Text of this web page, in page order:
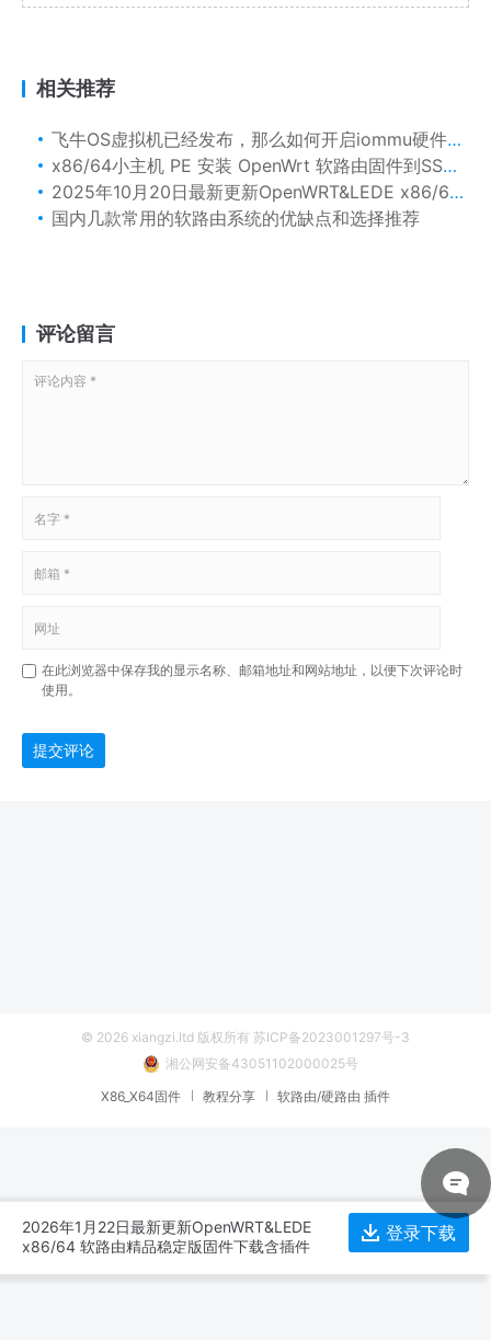
相关推荐
飞牛OS虚拟机已经发布，那么如何开启iommu硬件直通
x86/64小主机 PE 安装 OpenWrt 软路由固件到SSD硬盘的方法
2025年10月20日最新更新OpenWRT&LEDE x86/64 软路由精品稳定版固件下载含插件
国内几款常用的软路由系统的优缺点和选择推荐
评论留言
在此浏览器中保存我的显示名称、邮箱地址和网站地址，以便下次评论时
使用。
提交评论
© 2026 xiangzi.ltd 版权所有 苏ICP备2023001297号-3
湘公网安备43051102000025号
X86_X64固件
教程分享 软路由/硬路由 插件
2026年1月22日最新更新OpenWRT&LEDE
x86/64 软路由精品稳定版固件下载含插件
登录下载